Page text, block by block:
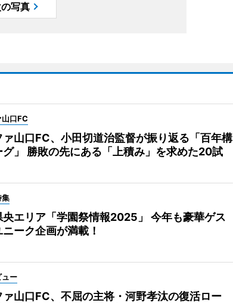
写真
山口FC
ァ山口FC、小田切道治監督が振り返る「百年構
グ」 勝敗の先にある「上積み」を求めた20試
集
央エリア「学園祭情報2025」 今年も豪華ゲス
ニーク企画が満載！
ュー
ァ山口FC、不屈の主将・河野孝汰の復活ロー